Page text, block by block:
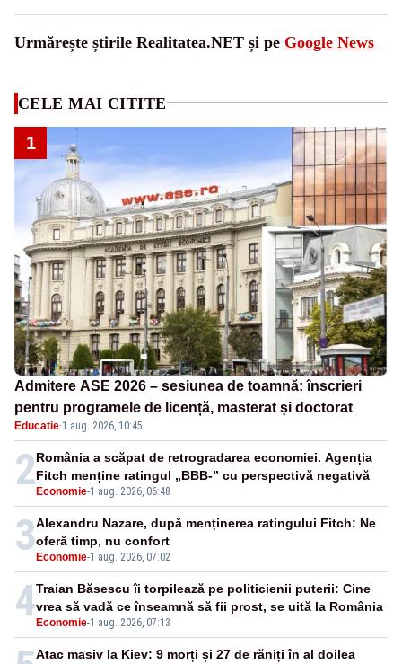
Urmărește știrile Realitatea.NET și pe Google News
CELE MAI CITITE
1
Admitere ASE 2026 – sesiunea de toamnă: înscrieri
pentru programele de licență, masterat și doctorat
Educatie·1 aug. 2026, 10:45
2 Economie-1 aug. 2026, 06:48
România a scăpat de retrogradarea economiei. Agenția
Fitch menține ratingul „BBB-” cu perspectivă negativă
3 Economie-1 aug. 2026, 07:02
Alexandru Nazare, după menținerea ratingului Fitch: Ne
oferă timp, nu confort
4 Economie-1 aug. 2026, 07:13
Traian Băsescu îi torpilează pe politicienii puterii: Cine
vrea să vadă ce înseamnă să fii prost, se uită la România
Atac masiv la Kiev: 9 morți și 27 de răniți în al doilea